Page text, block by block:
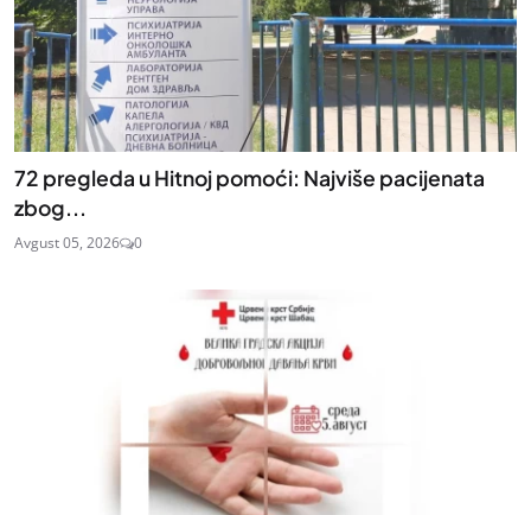
72 pregleda u Hitnoj pomoći: Najviše pacijenata
zbog...
Avgust 05, 2026 0